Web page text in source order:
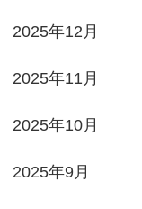
2025年12月
2025年11月
2025年10月
2025年9月